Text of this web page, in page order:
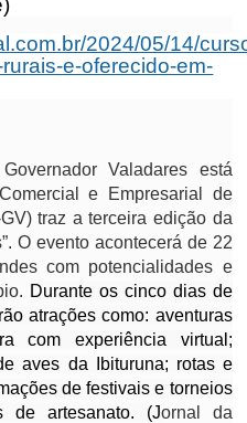
2024/05/14/
e-oferecido-em-
Valadares está
e Empresarial de
traz a terceira edição da
O evento acontecerá de 22
com potencialidades e
Durante os cinco dias de
atrações como: aventuras
com experiência virtual;
aves da Ibituruna; rotas e
de festivais e torneios
de artesanato. (Jornal da